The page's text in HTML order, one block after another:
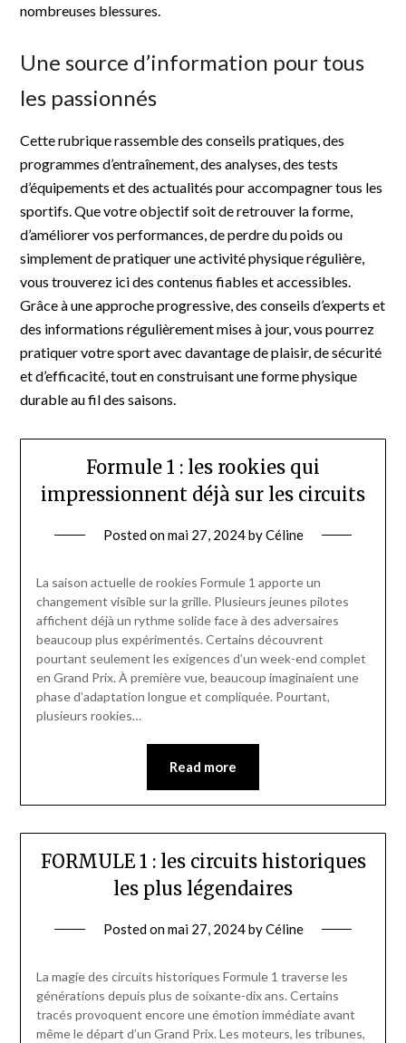
nombreuses blessures.
Une source d’information pour tous
les passionnés
Cette rubrique rassemble des conseils pratiques, des
programmes d’entraînement, des analyses, des tests
d’équipements et des actualités pour accompagner tous les
sportifs. Que votre objectif soit de retrouver la forme,
d’améliorer vos performances, de perdre du poids ou
simplement de pratiquer une activité physique régulière,
vous trouverez ici des contenus fiables et accessibles.
Grâce à une approche progressive, des conseils d’experts et
des informations régulièrement mises à jour, vous pourrez
pratiquer votre sport avec davantage de plaisir, de sécurité
et d’efficacité, tout en construisant une forme physique
durable au fil des saisons.
Formule 1 : les rookies qui
impressionnent déjà sur les circuits
Posted onmai 27, 2024byCéline
La saison actuelle de rookies Formule 1 apporte un
changement visible sur la grille. Plusieurs jeunes pilotes
affichent déjà un rythme solide face à des adversaires
beaucoup plus expérimentés. Certains découvrent
pourtant seulement les exigences d’un week-end complet
en Grand Prix. À première vue, beaucoup imaginaient une
phase d’adaptation longue et compliquée. Pourtant,
plusieurs rookies…
Read more
FORMULE 1 : les circuits historiques
les plus légendaires
Posted onmai 27, 2024byCéline
La magie des circuits historiques Formule 1 traverse les
générations depuis plus de soixante-dix ans. Certains
tracés provoquent encore une émotion immédiate avant
même le départ d’un Grand Prix. Les moteurs, les tribunes,